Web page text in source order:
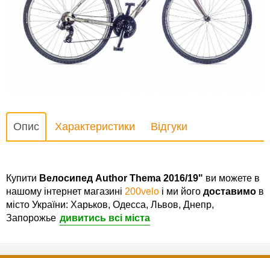
Опис Характеристики Відгуки
Купити Велосипед Author Thema 2016/19" ви можете в
нашому інтернет магазині 200velo і ми його доставимо в
місто України: Харьков, Одесса, Львов, Днепр,
Запорожье дивитись всі міста